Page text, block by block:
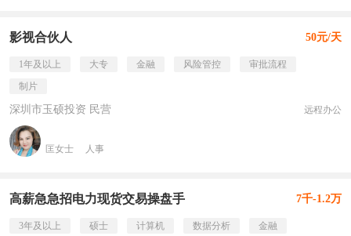
影视合伙人 50元/天
1年及以上 大专 金融 风险管控
审批流程
制片
深圳市玉硕投资 民营 远程办公
匡女士 人事
高薪急急招电力现货交易操盘手 7千-1.2万
3年及以上 硕士 计算机 数据分析
金融